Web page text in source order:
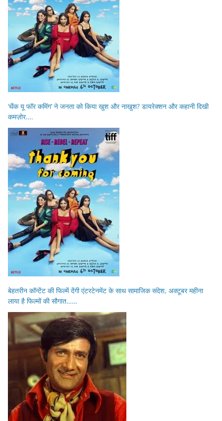
‘थैंक यू फॉर कमिंग’ ने जनता को किया खुश और नाखुश? डायरेक्शन और कहानी दिखी
कमज़ोर….
बेहतरीन कॉन्टेंट की फिल्में देंगी एंटरटेनमेंट के साथ सामाजिक संदेश, अक्टूबर महीना
लाया है फिल्मों की सौगात……